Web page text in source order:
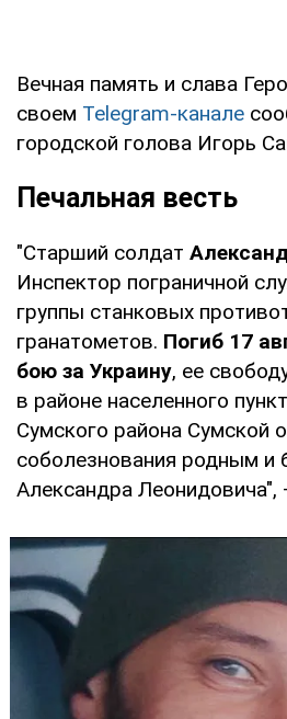
Вечная память и слава
своем Telegram-канале
городской голова Игорь
Печальная весть
"Старший солдат
Инспектор пограничной
группы станковых
гранатометов. Погиб 17
бою за Украину, ее
в районе населенного
Сумского района Сумской
соболезнования родным и
Александра Леонидовича",